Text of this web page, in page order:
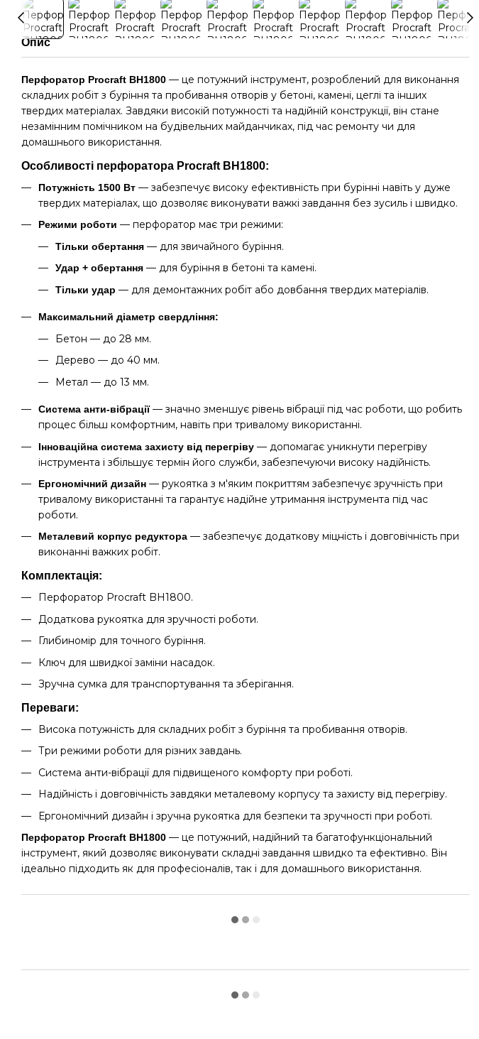
Опис
Перфоратор Procraft BH1800 — це потужний інструмент, розроблений для виконання
складних робіт з буріння та пробивання отворів у бетоні, камені, цеглі та інших
твердих матеріалах. Завдяки високій потужності та надійній конструкції, він стане
незамінним помічником на будівельних майданчиках, під час ремонту чи для
домашнього використання.
Особливості перфоратора Procraft BH1800:
Потужність 1500 Вт — забезпечує високу ефективність при бурінні навіть у дуже
твердих матеріалах, що дозволяє виконувати важкі завдання без зусиль і швидко.
Режими роботи — перфоратор має три режими:
Тільки обертання — для звичайного буріння.
Удар + обертання — для буріння в бетоні та камені.
Тільки удар — для демонтажних робіт або довбання твердих матеріалів.
Максимальний діаметр свердління:
Бетон — до 28 мм.
Дерево — до 40 мм.
Метал — до 13 мм.
Система анти-вібрації— значно зменшує рівень вібрації під час роботи, що робить
процес більш комфортним, навіть при тривалому використанні.
Інноваційна система захисту від перегріву — допомагає уникнути перегріву
інструмента і збільшує термін його служби, забезпечуючи високу надійність.
Ергономічний дизайн — рукоятка з м'яким покриттям забезпечує зручність при
тривалому використанні та гарантує надійне утримання інструмента під час
роботи.
Металевий корпус редуктора — забезпечує додаткову міцність і довговічність при
виконанні важких робіт.
Комплектація:
Перфоратор Procraft BH1800.
Додаткова рукоятка для зручності роботи.
Глибиномір для точного буріння.
Ключ для швидкої заміни насадок.
Зручна сумка для транспортування та зберігання.
Переваги:
Висока потужність для складних робіт з буріння та пробивання отворів.
Три режими роботи для різних завдань.
Система анти-вібрації для підвищеного комфорту при роботі.
Надійність і довговічність завдяки металевому корпусу та захисту від перегріву.
Ергономічний дизайн і зручна рукоятка для безпеки та зручності при роботі.
Перфоратор Procraft BH1800 — це потужний, надійний та багатофункціональний
інструмент, який дозволяє виконувати складні завдання швидко та ефективно. Він
ідеально підходить як для професіоналів, так і для домашнього використання.